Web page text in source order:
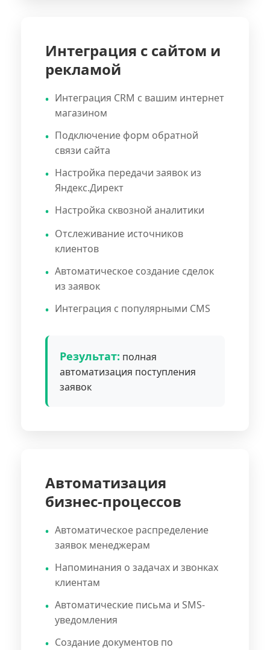
Интеграция с сайтом и
рекламой
Интеграция CRM с вашим интернет
магазином
Подключение форм обратной
связи сайта
Настройка передачи заявок из
Яндекс.Директ
Настройка сквозной аналитики
Отслеживание источников
клиентов
Автоматическое создание сделок
из заявок
Интеграция с популярными CMS
Результат: полная
автоматизация поступления
заявок
Автоматизация
бизнес-процессов
Автоматическое распределение
заявок менеджерам
Напоминания о задачах и звонках
клиентам
Автоматические письма и SMS-
уведомления
Создание документов по